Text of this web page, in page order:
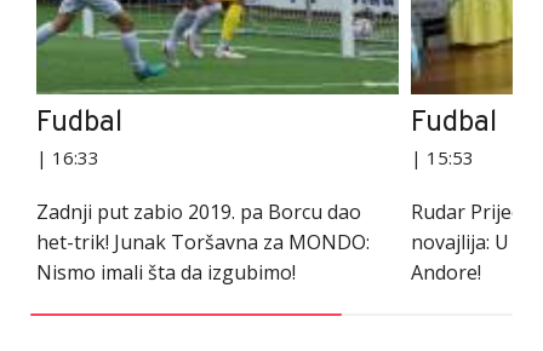
Fudbal
| 16:33
Zadnji put zabio 2019. pa Borcu dao
het-trik! Junak Toršavna za MONDO:
Nismo imali šta da izgubimo!
Fudbal
| 15:53
Rudar
novajlija: U
Andore!